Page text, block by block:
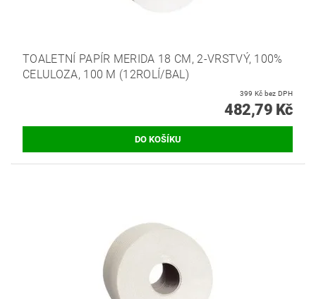
TOALETNÍ PAPÍR MERIDA 18 CM, 2-VRSTVÝ, 100%
CELULOZA, 100 M (12ROLÍ/BAL)
399 Kč bez DPH
482,79 Kč